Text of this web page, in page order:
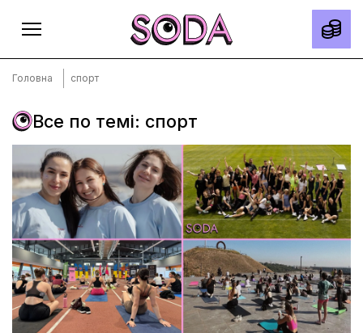
Головна
Тексти
Спецпроєкти
Slow news
Місто
Про нас
Редакційна політика
Головна спорт
Все по темі: спорт